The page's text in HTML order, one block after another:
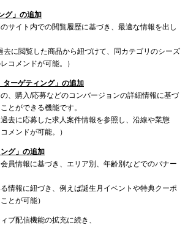
グ」の追加
サイト内での閲覧履歴に基づき、最適な情報を出し
去に閲覧した商品から紐づけて、同カテゴリのシーズ
コメンドが可能。）
ーゲティング」の追加
、購入/応募などのコンバージョンの詳細情報に基づ
とができる機能です。
過去に応募した求人案件情報を参照し、沿線や業態
メンドが可能。）
グ」の追加
員情報に基づき、エリア別、年齢別などでのバナー
る情報に紐づき、例えば誕生月イベントや特典クーポ
とが可能）
ブ配信機能の拡充に続き、